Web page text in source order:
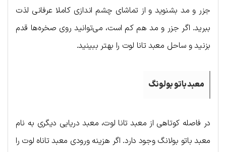
جزر و مد بشنوید و از تماشای چشم اندازی کاملا عرفانی لذت
ببرید. اگر جزر و مد هم کم است، می‌توانید روی صخره‌ها قدم
بزنید و ساحل معبد تانا لوت را بهتر ببینید.
معبد باتو بولونگ
در فاصله کوتاهی از معبد تانا لوت، معبد دریایی دیگری به نام
معبد باتو بولانگ وجود دارد. اگر هزینه ورودی معبد تاناه لوت را